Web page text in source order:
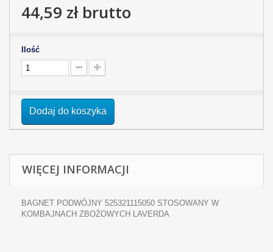
44,59 złbrutto
Ilość
Dodaj do koszyka
WIĘCEJ INFORMACJI
BAGNET PODWÓJNY 525321115050 STOSOWANY W
KOMBAJNACH ZBOŻOWYCH LAVERDA